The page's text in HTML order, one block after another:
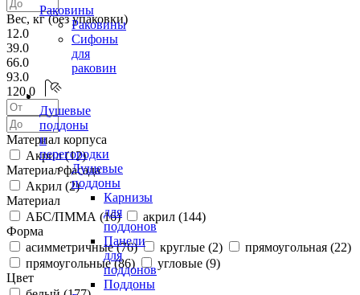
Раковины
Раковины
Сифоны
для
раковин
Душевые
поддоны
и
перегородки
Душевые
поддоны
Карнизы
для
поддонов
Панели
для
поддонов
Поддоны
Вес, кг (без упаковки)
12.0
39.0
66.0
93.0
120.0
Материал корпуса
Акрил (12)
Материал фасада
Акрил (2)
Материал
АБС/ПММА (16) акрил (144)
Форма
асимметричные (76) круглые (2) прямоугольная (22)
прямоугольные (86) угловые (9)
Цвет